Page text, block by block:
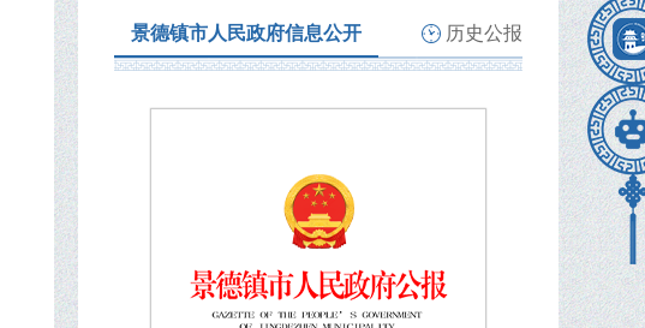
景德镇市人民政府信息公开 历史公报